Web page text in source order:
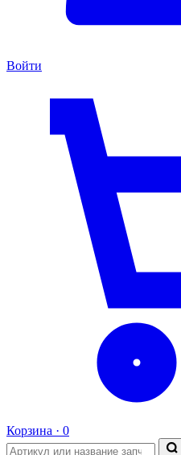
Войти
Корзина · 0